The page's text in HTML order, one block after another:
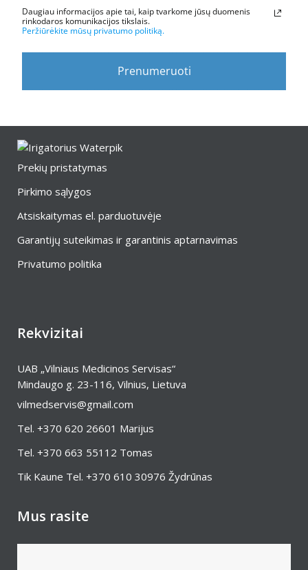
Daugiau informacijos apie tai, kaip tvarkome jūsų duomenis
rinkodaros komunikacijos tikslais.
Peržiūrėkite mūsų privatumo politiką.
Prenumeruoti
Prekių pristatymas
Pirkimo sąlygos
Atsiskaitymas el. parduotuvėje
Garantijų suteikimas ir garantinis aptarnavimas
Privatumo politika
Rekvizitai
UAB „Vilniaus Medicinos Servisas“
Mindaugo g. 23-116, Vilnius, Lietuva
vilmedservis@gmail.com
Tel. +370 620 26601 Marijus
Tel. +370 663 55112 Tomas
Tik Kaune Tel. +370 610 30976 Žydrūnas
Mus rasite